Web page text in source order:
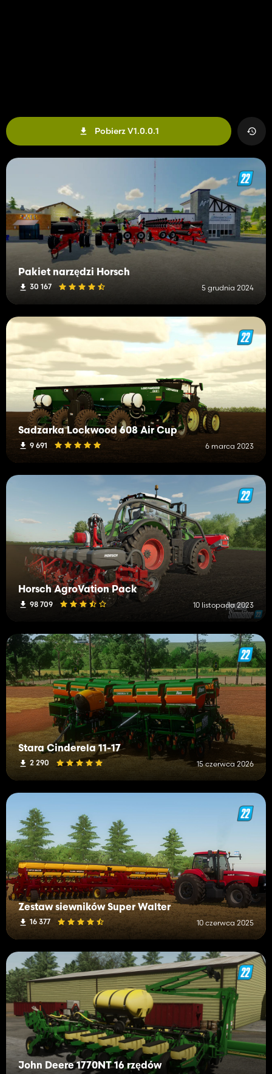
Pobierz V1.0.0.1
Pakiet narzędzi Horsch
30 167 5 grudnia 2024
Sadzarka Lockwood 608 Air Cup
9 691 6 marca 2023
Horsch AgroVation Pack
98 709 10 listopada 2023
Stara Cinderela 11-17
2 290 15 czerwca 2026
Zestaw siewników Super Walter
16 377 10 czerwca 2025
John Deere 1770NT 16 rzędów